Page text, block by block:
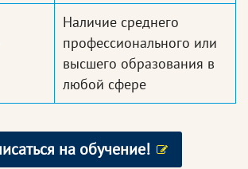
Наличие среднего
профессионального или
высшего образования в
любой сфере
на обучение!